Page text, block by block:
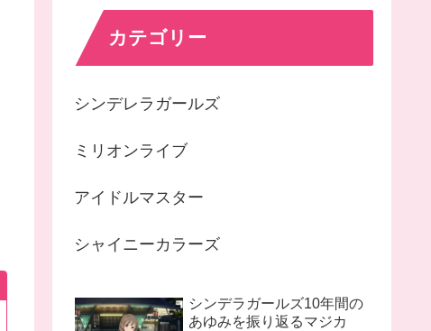
しおさんにも注目が集まる。
カテゴリー
シンデレラガールズ
ミリオンライブ
アイドルマスター
シャイニーカラーズ
シンデラガールズ10年間の
あゆみを振り返るマジカ